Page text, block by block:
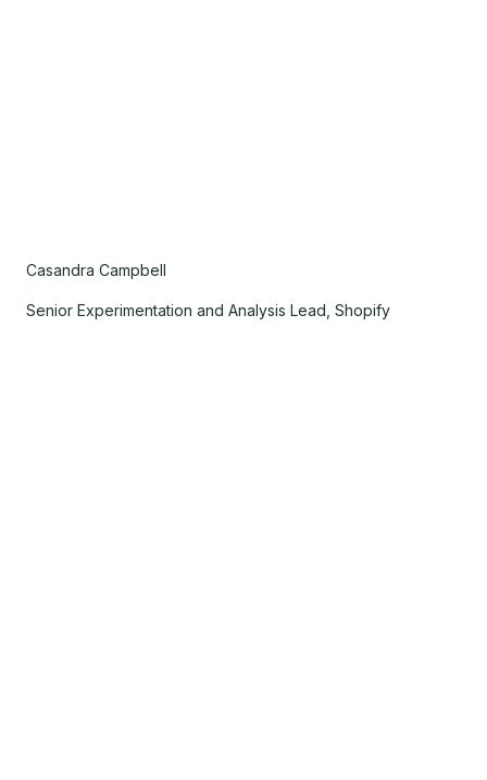
Casandra Campbell
Senior Experimentation and Analysis Lead, Shopify